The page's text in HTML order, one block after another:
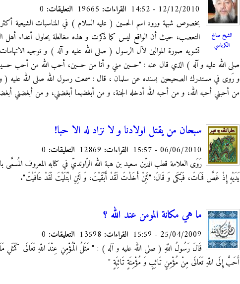
الشيخ صالح
الكرباسي
12/12/2010 - 14:52 القراءات: التعليقات:
بخصوص شبهة ورود اسم الحسين ( عليه السلام ) في المناسبات الشيعية
التعصب، حيث أن الواقع ليس كما ذكرت و هذه مغالطة يحاول أعداء أهل
تشويه صورة الموالين لآل الرسول ( صلى الله عليه و آله ) و توجيه
صلى الله عليه و آله ) الذي قال عنه : "حسين مني و أنا من حسين، أحب الله من أحب
و رَوى في مستدرك الصحيحين بسنده عن سلمان ، قال : سمعت رسول الله صلى الله عليه (
من أحبني أحبه الله، و من أحبه الله أدخله الجنة، و من أبغضهما أبغضني، و من أبغضني
سبحان من يقتل اولادنا و لا نزاد له الا حبا!
06/06/2010 - 15:57 القراءات: التعليقات:
رَوَى العلامة قطب الدّين سعيد بن هبة الله الرّاونديّ في كتابه المعروف
يَدَيْهِ إِذْ غَصَّ فَمَاتَ، فَبَكَى وَ قَالَ: "لَئِنْ أَخَذْتَ لَقَدْ أَبْقَيْتَ، وَ لَئِنِ ابْتَلَيْتَ لَقَدْ عَافَيْتَ".
ما هي مكانة المومن عند الله ؟
25/04/2009 - 15:59 القراءات: التعليقات:
قَالَ رَسُولُ اللَّهِ ( صلى الله عليه و آله ) : " مَثَلُ الْمُؤْمِنِ عِنْدَ اللَّهِ تَعَالَى
أَحَبَّ إِلَى اللَّهِ تَعَالَى مِنْ مُؤْمِنٍ تَائِبٍ وَ مُؤْمِنَةٍ تَائِبَةٍ "